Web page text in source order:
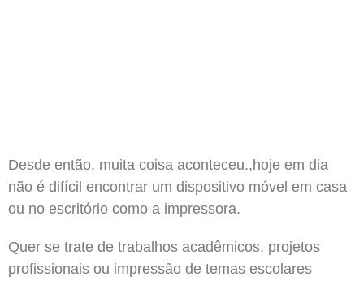
Desde então, muita coisa aconteceu.,hoje em dia
não é difícil encontrar um dispositivo móvel em casa
ou no escritório como a impressora.
Quer se trate de trabalhos acadêmicos, projetos
profissionais ou impressão de temas escolares